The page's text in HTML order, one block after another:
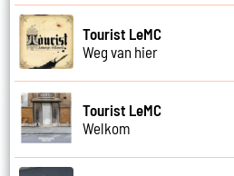
Tourist LeMC
Weg van hier
Tourist LeMC
Welkom